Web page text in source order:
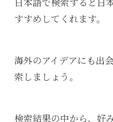
日本語で検索すると日
すすめしてくれます。
海外のアイデアにも出
索しましょう。
検索結果の中から、好